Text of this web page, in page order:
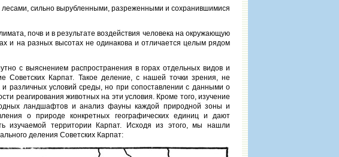
сильно вырубленными, разреженными и сохранившимися
почв и в результате воздействия человека на окружающую
и на разных высотах не одинакова и отличается целым рядом
с выяснением распространения в горах отдельных видов и
Советских Карпат. Такое деление, с нашей точки зрения, не
различных условий среды, но при сопоставлении с данными о
реагирования животных на эти условия. Кроме того, изучение
ландшафтов и анализ фауны каждой природной зоны и
о природе конкретных географических единиц и дают
изучаемой территории Карпат. Исходя из этого, мы нашли
деления Советских Карпат: